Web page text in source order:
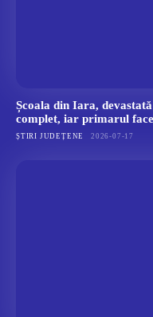
Școala din Iara,
complet, iar primarul
ȘTIRI JUDEȚENE 2026-07-17